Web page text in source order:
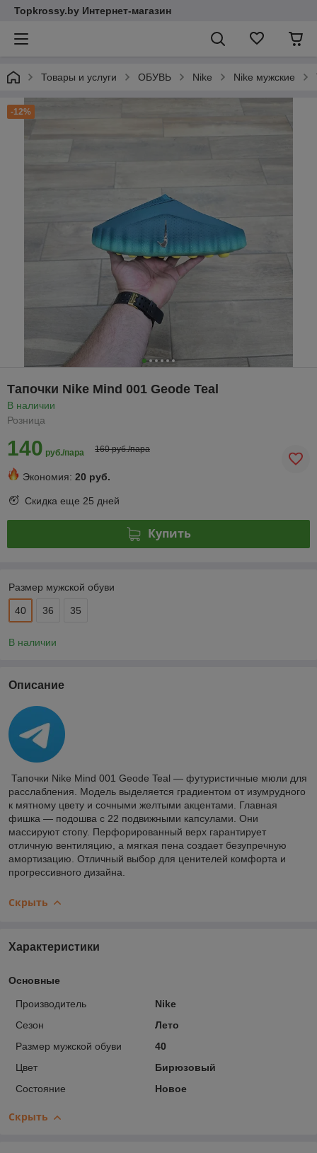
Topkrossy.by Интернет-магазин
Товары и услуги ОБУВЬ Nike Nike мужские
-12%
Тапочки Nike Mind 001 Geode Teal
В наличии
Розница
140 руб./пара 160 руб./пара
Экономия: 20 руб.
Скидка еще 25 дней
Купить
Размер мужской обуви
40 36 35
В наличии
Описание
Тапочки Nike Mind 001 Geode Teal — футуристичные мюли для
расслабления. Модель выделяется градиентом от изумрудного
к мятному цвету и сочными желтыми акцентами. Главная
фишка — подошва с 22 подвижными капсулами. Они
массируют стопу. Перфорированный верх гарантирует
отличную вентиляцию, а мягкая пена создает безупречную
амортизацию. Отличный выбор для ценителей комфорта и
прогрессивного дизайна.
Скрыть
Характеристики
Основные
Производитель
Nike
Сезон
Лето
Размер мужской обуви
40
Цвет
Бирюзовый
Состояние
Новое
Скрыть